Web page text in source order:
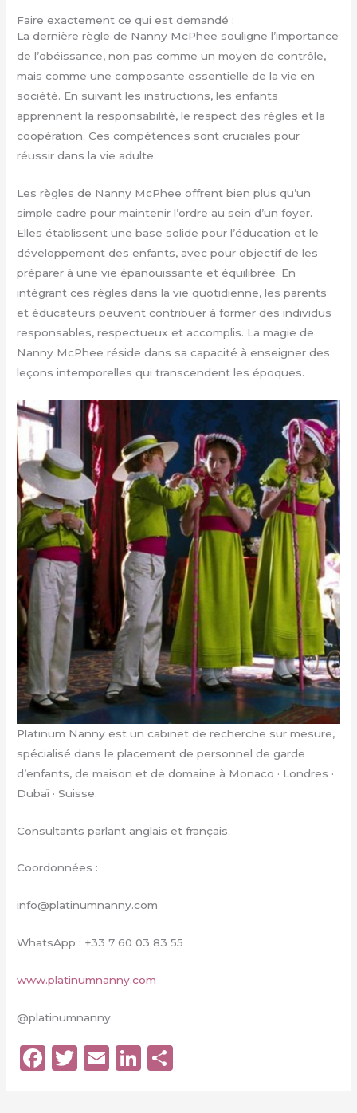
Faire exactement ce qui est demandé :
La dernière règle de Nanny McPhee souligne l’importance
de l’obéissance, non pas comme un moyen de contrôle,
mais comme une composante essentielle de la vie en
société. En suivant les instructions, les enfants
apprennent la responsabilité, le respect des règles et la
coopération. Ces compétences sont cruciales pour
réussir dans la vie adulte.
Les règles de Nanny McPhee offrent bien plus qu’un
simple cadre pour maintenir l’ordre au sein d’un foyer.
Elles établissent une base solide pour l’éducation et le
développement des enfants, avec pour objectif de les
préparer à une vie épanouissante et équilibrée. En
intégrant ces règles dans la vie quotidienne, les parents
et éducateurs peuvent contribuer à former des individus
responsables, respectueux et accomplis. La magie de
Nanny McPhee réside dans sa capacité à enseigner des
leçons intemporelles qui transcendent les époques.
Platinum Nanny est un cabinet de recherche sur mesure,
spécialisé dans le placement de personnel de garde
d’enfants, de maison et de domaine à Monaco · Londres ·
Dubaï · Suisse.
Consultants parlant anglais et français.
Coordonnées :
info@platinumnanny.com
WhatsApp : +33 7 60 03 83 55
www.platinumnanny.com
@platinumnanny
F
T
E
Li